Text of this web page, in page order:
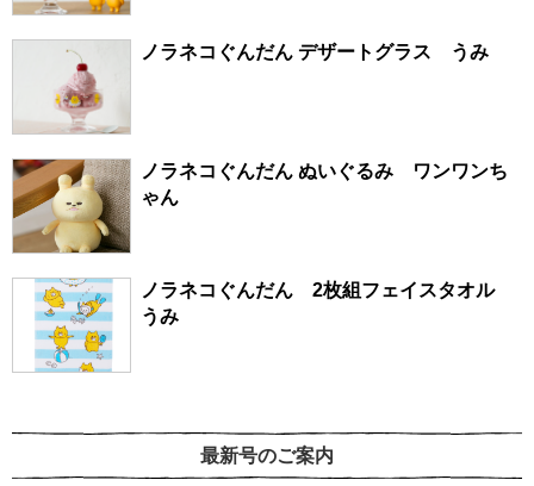
ノラネコぐんだん デザートグラス うみ
ノラネコぐんだん ぬいぐるみ ワンワンち
ゃん
ノラネコぐんだん 2枚組フェイスタオル
うみ
最新号のご案内